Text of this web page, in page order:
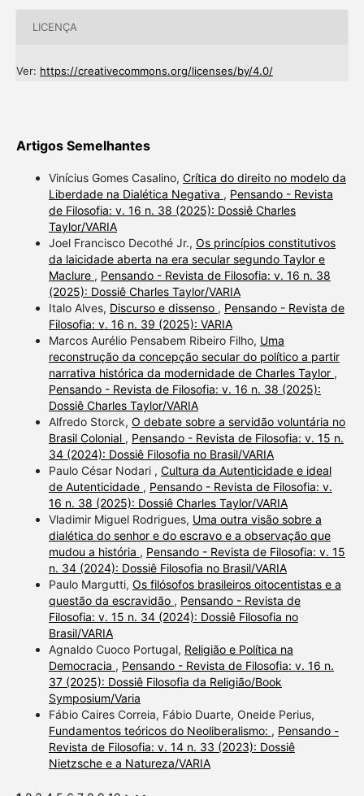
LICENÇA
Ver: https://creativecommons.org/licenses/by/4.0/
Artigos Semelhantes
Vinícius Gomes Casalino, Crítica do direito no modelo da
Liberdade na Dialética Negativa , Pensando - Revista
de Filosofia: v. 16 n. 38 (2025): Dossiê Charles
Taylor/VARIA
Joel Francisco Decothé Jr., Os princípios constitutivos
da laicidade aberta na era secular segundo Taylor e
Maclure , Pensando - Revista de Filosofia: v. 16 n. 38
(2025): Dossiê Charles Taylor/VARIA
Italo Alves, Discurso e dissenso , Pensando - Revista de
Filosofia: v. 16 n. 39 (2025): VARIA
Marcos Aurélio Pensabem Ribeiro Filho, Uma
reconstrução da concepção secular do político a partir
narrativa histórica da modernidade de Charles Taylor ,
Pensando - Revista de Filosofia: v. 16 n. 38 (2025):
Dossiê Charles Taylor/VARIA
Alfredo Storck, O debate sobre a servidão voluntária no
Brasil Colonial , Pensando - Revista de Filosofia: v. 15 n.
34 (2024): Dossiê Filosofia no Brasil/VARIA
Paulo César Nodari , Cultura da Autenticidade e ideal
de Autenticidade , Pensando - Revista de Filosofia: v.
16 n. 38 (2025): Dossiê Charles Taylor/VARIA
Vladimir Miguel Rodrigues, Uma outra visão sobre a
dialética do senhor e do escravo e a observação que
mudou a história , Pensando - Revista de Filosofia: v. 15
n. 34 (2024): Dossiê Filosofia no Brasil/VARIA
Paulo Margutti, Os filósofos brasileiros oitocentistas e a
questão da escravidão , Pensando - Revista de
Filosofia: v. 15 n. 34 (2024): Dossiê Filosofia no
Brasil/VARIA
Agnaldo Cuoco Portugal, Religião e Política na
Democracia , Pensando - Revista de Filosofia: v. 16 n.
37 (2025): Dossiê Filosofia da Religião/Book
Symposium/Varia
Fábio Caires Correia, Fábio Duarte, Oneide Perius,
Fundamentos teóricos do Neoliberalismo: , Pensando -
Revista de Filosofia: v. 14 n. 33 (2023): Dossiê
Nietzsche e a Natureza/VARIA